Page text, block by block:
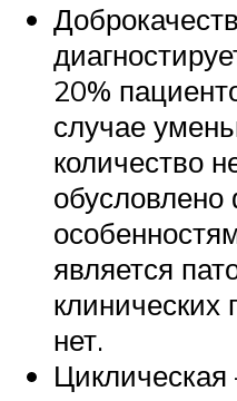
20%
случае
количество
обусловлено
является
клинических
нет.